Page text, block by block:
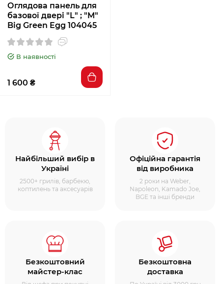
Оглядова панель для
базової двері "L" ; "M"
Big Green Egg 104045
В наявності
1 600 ₴
Найбільший вибір в
Україні
2500+ грилів, барбекю,
коптилень та аксесуарів
Офіційна гарантія
від виробника
2 роки на Weber,
Napoleon, Kamado Joe,
BGE та інші бренди
Безкоштовний
майстер-клас
Безкоштовна
доставка